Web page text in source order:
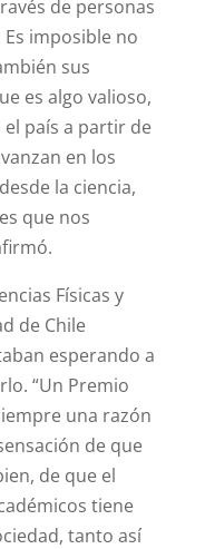
de personas
imposible no
sus
es algo valioso,
país a partir de
en los
la ciencia,
que nos
Físicas y
de Chile
esperando a
“Un Premio
una razón
de que
de que el
tiene
tanto así